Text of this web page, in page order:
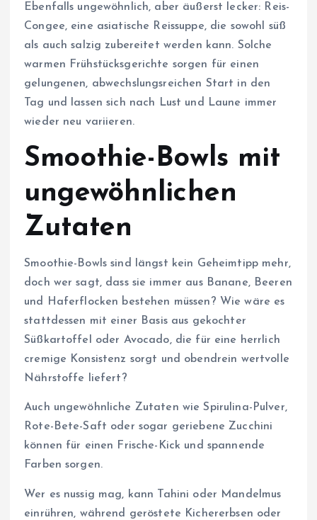
Ebenfalls ungewöhnlich, aber äußerst lecker: Reis-
Congee, eine asiatische Reissuppe, die sowohl süß
als auch salzig zubereitet werden kann. Solche
warmen Frühstücksgerichte sorgen für einen
gelungenen, abwechslungsreichen Start in den
Tag und lassen sich nach Lust und Laune immer
wieder neu variieren.
Smoothie-Bowls mit
ungewöhnlichen
Zutaten
Smoothie-Bowls sind längst kein Geheimtipp mehr,
doch wer sagt, dass sie immer aus Banane, Beeren
und Haferflocken bestehen müssen? Wie wäre es
stattdessen mit einer Basis aus gekochter
Süßkartoffel oder Avocado, die für eine herrlich
cremige Konsistenz sorgt und obendrein wertvolle
Nährstoffe liefert?
Auch ungewöhnliche Zutaten wie Spirulina-Pulver,
Rote-Bete-Saft oder sogar geriebene Zucchini
können für einen Frische-Kick und spannende
Farben sorgen.
Wer es nussig mag, kann Tahini oder Mandelmus
einrühren, während geröstete Kichererbsen oder